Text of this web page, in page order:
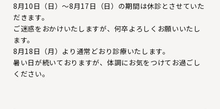
8月10日（日）〜8月17日（日）の期間は休診とさせていた
だきます。
ご迷惑をおかけいたしますが、何卒よろしくお願いいたし
ます。
8月18日（月）より通常どおり診療いたします。
暑い日が続いておりますが、体調にお気をつけてお過ごし
ください。